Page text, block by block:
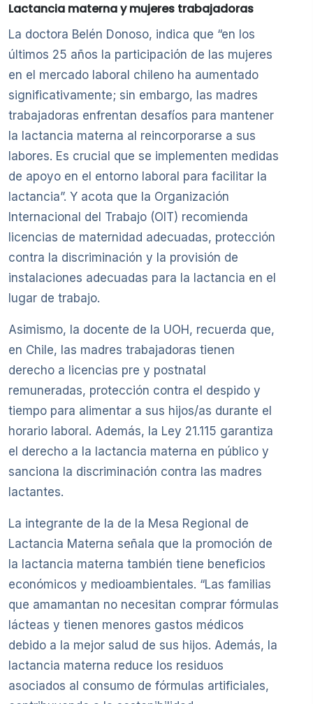
Lactancia materna y mujeres trabajadoras
La doctora Belén Donoso, indica que “en los
últimos 25 años la participación de las mujeres
en el mercado laboral chileno ha aumentado
significativamente; sin embargo, las madres
trabajadoras enfrentan desafíos para mantener
la lactancia materna al reincorporarse a sus
labores. Es crucial que se implementen medidas
de apoyo en el entorno laboral para facilitar la
lactancia”. Y acota que la Organización
Internacional del Trabajo (OIT) recomienda
licencias de maternidad adecuadas, protección
contra la discriminación y la provisión de
instalaciones adecuadas para la lactancia en el
lugar de trabajo.
Asimismo, la docente de la UOH, recuerda que,
en Chile, las madres trabajadoras tienen
derecho a licencias pre y postnatal
remuneradas, protección contra el despido y
tiempo para alimentar a sus hijos/as durante el
horario laboral. Además, la Ley 21.115 garantiza
el derecho a la lactancia materna en público y
sanciona la discriminación contra las madres
lactantes.
La integrante de la de la Mesa Regional de
Lactancia Materna señala que la promoción de
la lactancia materna también tiene beneficios
económicos y medioambientales. “Las familias
que amamantan no necesitan comprar fórmulas
lácteas y tienen menores gastos médicos
debido a la mejor salud de sus hijos. Además, la
lactancia materna reduce los residuos
asociados al consumo de fórmulas artificiales,